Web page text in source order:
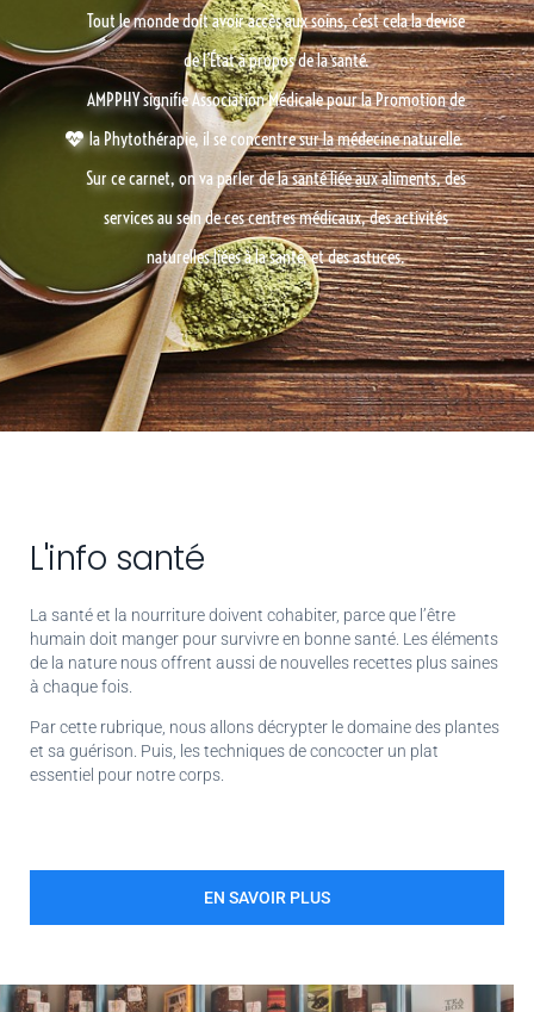
Tout le monde doit avoir accès aux soins, c’est cela la devise
de l’État à propos de la santé.
AMPPHY signifie Association Médicale pour la Promotion de
la Phytothérapie, il se concentre sur la médecine naturelle.
Sur ce carnet, on va parler de la santé liée aux aliments, des
services au sein de ces centres médicaux, des activités
naturelles liées à la santé, et des astuces.
L'info santé
La santé et la nourriture doivent cohabiter, parce que l’être
humain doit manger pour survivre en bonne santé. Les éléments
de la nature nous offrent aussi de nouvelles recettes plus saines
à chaque fois.
Par cette rubrique, nous allons décrypter le domaine des plantes
et sa guérison. Puis, les techniques de concocter un plat
essentiel pour notre corps.
EN SAVOIR PLUS